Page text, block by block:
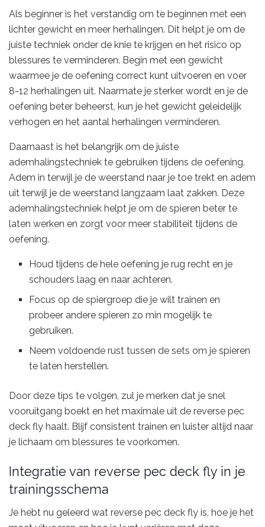
Als beginner is het verstandig om te beginnen met een
lichter gewicht en meer herhalingen. Dit helpt je om de
juiste techniek onder de knie te krijgen en het risico op
blessures te verminderen. Begin met een gewicht
waarmee je de oefening correct kunt uitvoeren en voer
8-12 herhalingen uit. Naarmate je sterker wordt en je de
oefening beter beheerst, kun je het gewicht geleidelijk
verhogen en het aantal herhalingen verminderen.
Daarnaast is het belangrijk om de juiste
ademhalingstechniek te gebruiken tijdens de oefening.
Adem in terwijl je de weerstand naar je toe trekt en adem
uit terwijl je de weerstand langzaam laat zakken. Deze
ademhalingstechniek helpt je om de spieren beter te
laten werken en zorgt voor meer stabiliteit tijdens de
oefening.
Houd tijdens de hele oefening je rug recht en je
schouders laag en naar achteren.
Focus op de spiergroep die je wilt trainen en
probeer andere spieren zo min mogelijk te
gebruiken.
Neem voldoende rust tussen de sets om je spieren
te laten herstellen.
Door deze tips te volgen, zul je merken dat je snel
vooruitgang boekt en het maximale uit de reverse pec
deck fly haalt. Blijf consistent trainen en luister altijd naar
je lichaam om blessures te voorkomen.
Integratie van reverse pec deck fly in je
trainingsschema
Je hebt nu geleerd wat reverse pec deck fly is, hoe je het